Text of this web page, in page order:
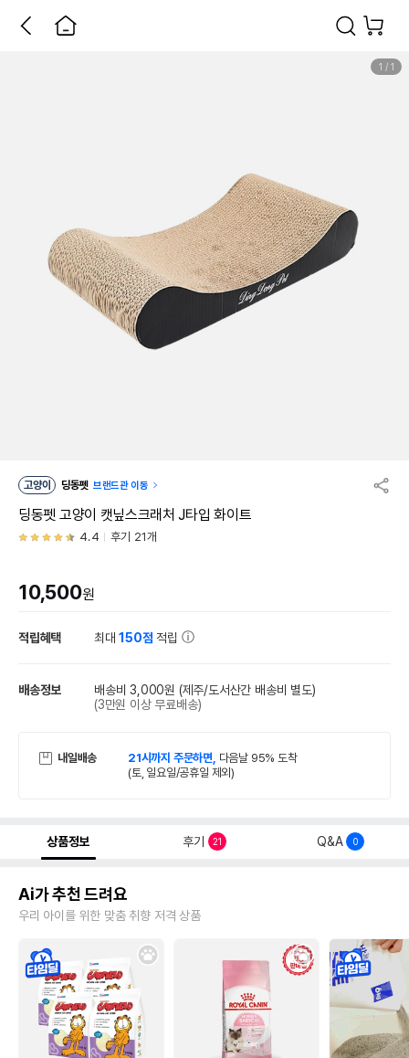
1 / 1
고양이 딩동펫 브랜드관 이동
딩동펫 고양이 캣닢스크래처 J타입 화이트
4.4 후기 21개
10,500원
적립혜택 최대150점 적립
배송정보 배송비 3,000원 (제주/도서산간 배송비 별도)
(3만원 이상 무료배송)
내일배송 21시까지 주문하면, 다음날 95% 도착
(토, 일요일/공휴일 제외)
상품정보 후기 21 Q&A 0
Ai가 추천 드려요
우리 아이를 위한 맞춤 취향 저격 상품